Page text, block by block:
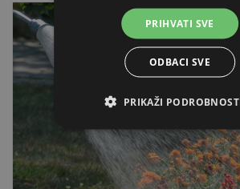
PRIHVATI SVE
ODBACI SVE
PRIKAŽI